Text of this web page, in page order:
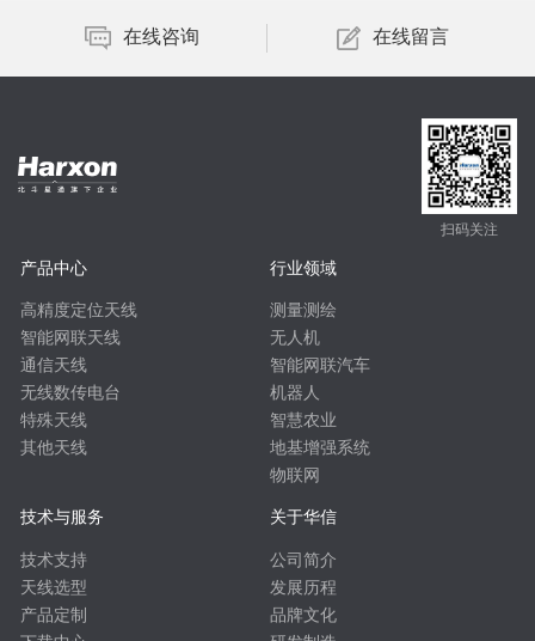
在线咨询 在线留言
扫码关注
产品中心
高精度定位天线
智能网联天线
通信天线
无线数传电台
特殊天线
其他天线
行业领域
测量测绘
无人机
智能网联汽车
机器人
智慧农业
地基增强系统
物联网
技术与服务
技术支持
天线选型
产品定制
关于华信
公司简介
发展历程
品牌文化